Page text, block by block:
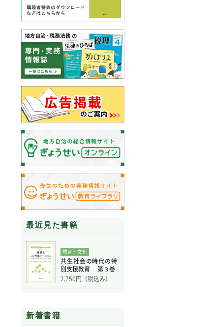
最近見た書籍
教育・文化
共生社会の時代の特
別支援教育 第３巻
2,750円（税込み）
新着書籍